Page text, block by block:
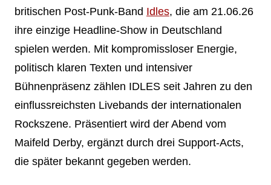
britischen Post-Punk-Band Idles, die am 21.06.26
ihre einzige Headline-Show in Deutschland
spielen werden. Mit kompromissloser Energie,
politisch klaren Texten und intensiver
Bühnenpräsenz zählen IDLES seit Jahren zu den
einflussreichsten Livebands der internationalen
Rockszene. Präsentiert wird der Abend vom
Maifeld Derby, ergänzt durch drei Support-Acts,
die später bekannt gegeben werden.